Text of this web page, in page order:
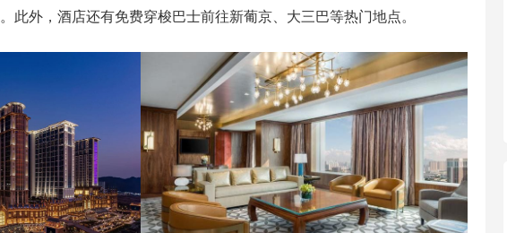
此外，酒店还有免费穿梭巴士前往新葡京、大三巴等热门地点。